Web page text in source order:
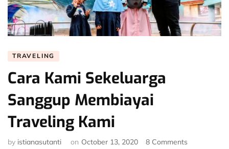
TRAVELING
Cara Kami Sekeluarga
Sanggup Membiayai
Traveling Kami
by istianasutanti on October 13, 2020 8 Comments